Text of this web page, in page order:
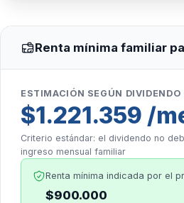
Renta mínima familiar
ESTIMACIÓN SEGÚN
$1.221.359 /
Criterio estándar: el dividendo no
ingreso mensual familiar
Renta mínima indicada por el
$900.000